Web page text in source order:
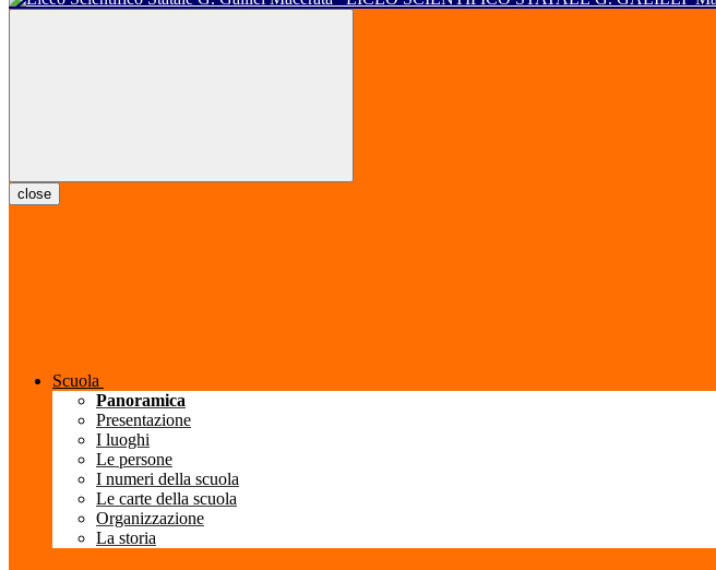
close
Scuola
Panoramica
Presentazione
I luoghi
Le persone
I numeri della scuola
Le carte della scuola
Organizzazione
La storia